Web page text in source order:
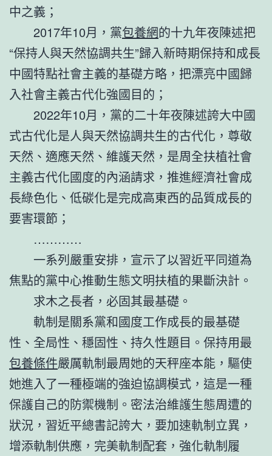
中之義；
2017年10月，黨包養網的十九年夜陳述把
“保持人與天然協調共生”歸入新時期保持和成長
中國特點社會主義的基礎方略，把漂亮中國歸
入社會主義古代化強國目的；
2022年10月，黨的二十年夜陳述誇大中國
式古代化是人與天然協調共生的古代化，尊敬
天然、適應天然、維護天然，是周全扶植社會
主義古代化國度的內涵請求，推進經濟社會成
長綠色化、低碳化是完成高東西的品質成長的
要害環節；
…………
一系列嚴重安排，宣示了以習近平同道為
焦點的黨中心推動生態文明扶植的果斷決計。
求木之長者，必固其最基礎。
軌制是關系黨和國度工作成長的最基礎
性、全局性、穩固性、持久性題目。保持用最
包養條件嚴厲軌制最周她的天秤座本能，驅使
她進入了一種極端的強迫協調模式，這是一種
保護自己的防禦機制。密法治維護生態周遭的
狀況，習近平總書記誇大，要加速軌制立異，
增添軌制供應，完美軌制配套，強化軌制履